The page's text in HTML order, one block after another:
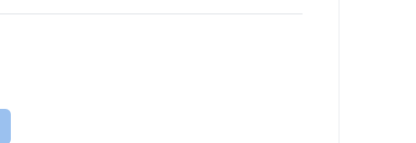
혀준다. 겨울철에는 때때로 강한 비바람이
기는 것이 현명하다.